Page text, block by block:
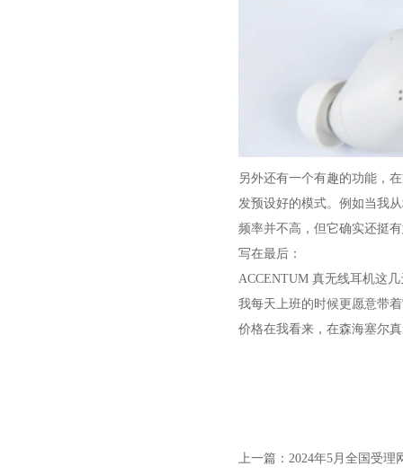
另外还有一个有趣的功能，
发预设好的模式。例如当我
频率并不高，但它确实还挺
写在最后：
ACCENTUM 真无线耳机这
我每天上班的时候更愿意带
价格在我看来，在森海塞尔
上一篇： 2024年5月全国受理